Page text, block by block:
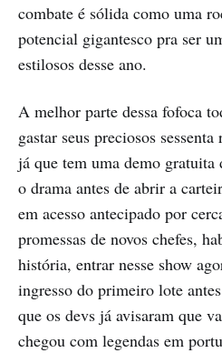
combate é sólida como uma
potencial gigantesco pra ser
estilosos desse ano.
A melhor parte dessa fofoca
gastar seus preciosos
já que tem uma demo
o drama antes de abrir a
em acesso antecipado por
promessas de novos chefes,
história, entrar nesse show
ingresso do primeiro lote
que os devs já avisaram que
chegou com legendas em